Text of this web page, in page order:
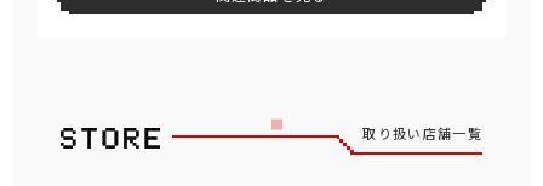
取り扱い店舗一覧